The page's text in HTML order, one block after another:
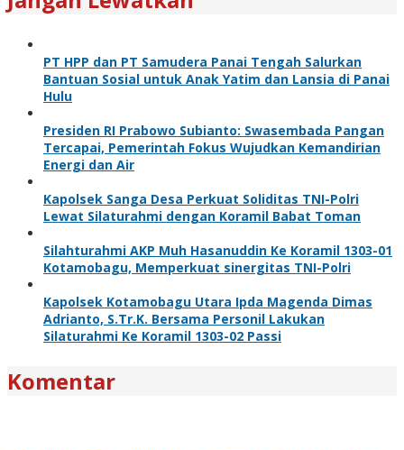
PT HPP dan PT Samudera Panai Tengah Salurkan
Bantuan Sosial untuk Anak Yatim dan Lansia di Panai
Hulu
Presiden RI Prabowo Subianto: Swasembada Pangan
Tercapai, Pemerintah Fokus Wujudkan Kemandirian
Energi dan Air
Kapolsek Sanga Desa Perkuat Soliditas TNI-Polri
Lewat Silaturahmi dengan Koramil Babat Toman
Silahturahmi AKP Muh Hasanuddin Ke Koramil 1303-01
Kotamobagu, Memperkuat sinergitas TNI-Polri
Kapolsek Kotamobagu Utara Ipda Magenda Dimas
Adrianto, S.Tr.K. Bersama Personil Lakukan
Silaturahmi Ke Koramil 1303-02 Passi
Komentar